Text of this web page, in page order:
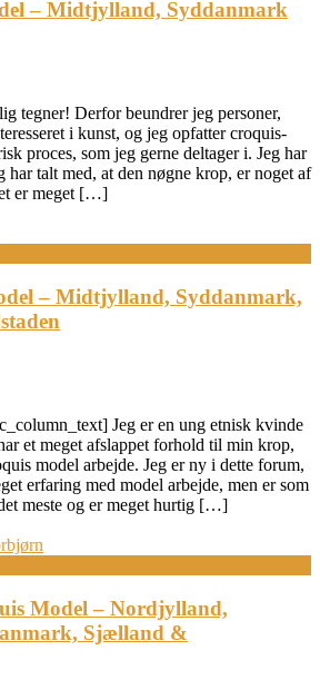
– Midtjylland, Syddanmark
tegner! Derfor beundrer jeg personer,
i kunst, og jeg opfatter croquis-
proces, som jeg gerne deltager i. Jeg har
har talt med, at den nøgne krop, er noget af
er meget […]
– Midtjylland, Syddanmark,
Jeg er en ung etnisk kvinde
et meget afslappet forhold til min krop,
model arbejde. Jeg er ny i dette forum,
erfaring med model arbejde, men er som
meste og er meget hurtig […]
Model – Nordjylland,
Sjælland &